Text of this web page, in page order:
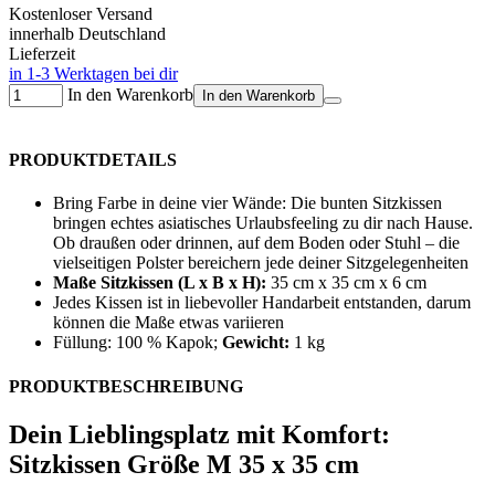
Kostenloser Versand
innerhalb Deutschland
Lieferzeit
in 1-3 Werktagen bei dir
In den Warenkorb
In den Warenkorb
PRODUKTDETAILS
Bring Farbe in deine vier Wände: Die bunten Sitzkissen
bringen echtes asiatisches Urlaubsfeeling zu dir nach Hause.
Ob draußen oder drinnen, auf dem Boden oder Stuhl – die
vielseitigen Polster bereichern jede deiner Sitzgelegenheiten
Maße Sitzkissen (L x B x H): 35 cm x 35 cm x 6 cm
Jedes Kissen ist in liebevoller Handarbeit entstanden, darum
können die Maße etwas variieren
Füllung: 100 % Kapok; Gewicht: 1 kg
PRODUKTBESCHREIBUNG
Dein Lieblingsplatz mit Komfort:
Sitzkissen Größe M 35 x 35 cm